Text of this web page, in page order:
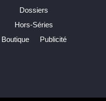
Dossiers
Hors-Séries
Boutique
Publicité